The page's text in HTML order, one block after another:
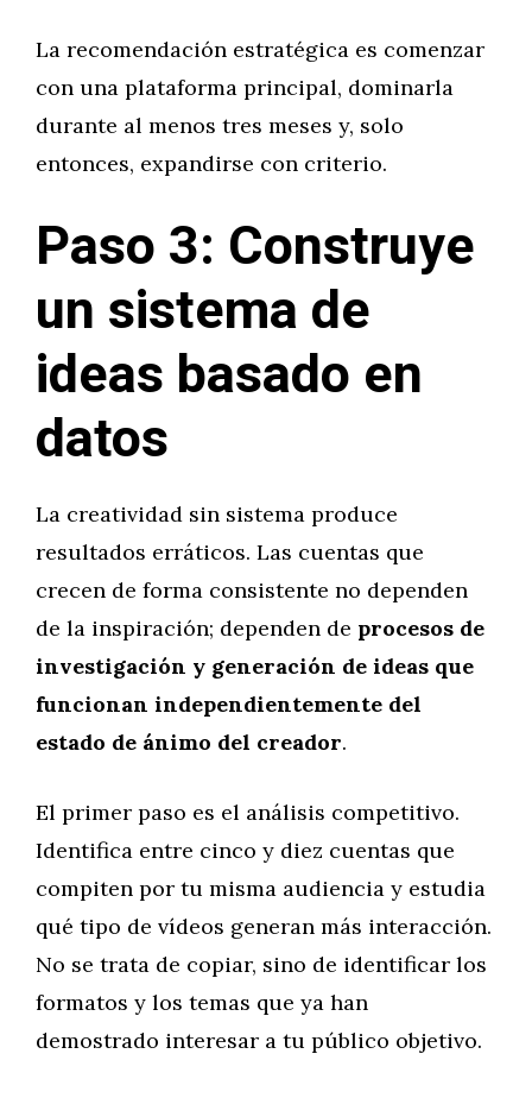
La recomendación estratégica es comenzar
con una plataforma principal, dominarla
durante al menos tres meses y, solo
entonces, expandirse con criterio.
Paso 3: Construye
un sistema de
ideas basado en
datos
La creatividad sin sistema produce
resultados erráticos. Las cuentas que
crecen de forma consistente no dependen
de la inspiración; dependen de procesos de
investigación y generación de ideas que
funcionan independientemente del
estado de ánimo del creador.
El primer paso es el análisis competitivo.
Identifica entre cinco y diez cuentas que
compiten por tu misma audiencia y estudia
qué tipo de vídeos generan más interacción.
No se trata de copiar, sino de identificar los
formatos y los temas que ya han
demostrado interesar a tu público objetivo.